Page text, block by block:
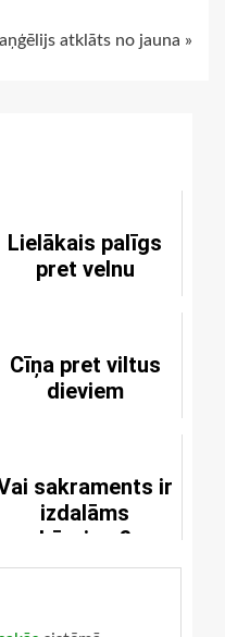
atklāts no jauna »
Lielākais palīgs
pret velnu
Cīņa pret viltus
dieviem
sakraments ir
izdalāms
bērniem?